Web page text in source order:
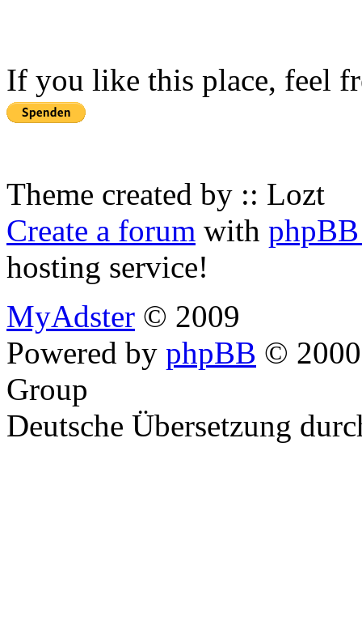
If you like this place, feel
Theme created by :: Lozt
Create a forum with
hosting service!
MyAdster © 2009
Powered by phpBB ©
Group
Deutsche Übersetzung